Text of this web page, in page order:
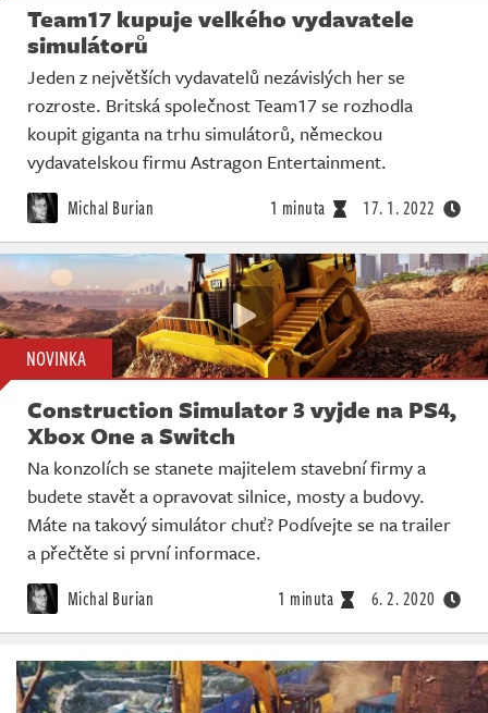
Team17 kupuje velkého vydavatele
simulátorů
Jeden z největších vydavatelů nezávislých her se
rozroste. Britská společnost Team17 se rozhodla
koupit giganta na trhu simulátorů, německou
vydavatelskou firmu Astragon Entertainment.
Michal Burian 1 minuta 17. 1. 2022
NOVINKA
Construction Simulator 3 vyjde na PS4,
Xbox One a Switch
Na konzolích se stanete majitelem stavební firmy a
budete stavět a opravovat silnice, mosty a budovy.
Máte na takový simulátor chuť? Podívejte se na trailer
a přečtěte si první informace.
Michal Burian 1 minuta 6. 2. 2020